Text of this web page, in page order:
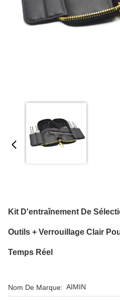
Kit D'entraînement De
Outils + Verrouillage Clair
Temps Réel
Nom De Marque: AIMIN